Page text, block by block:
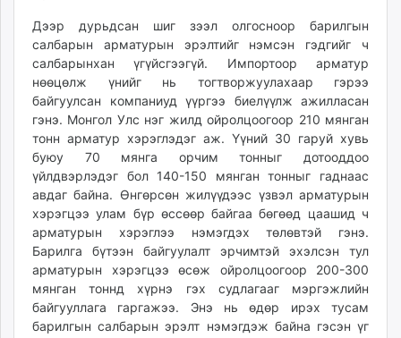
Дээр дурьдсан шиг зээл олгосноор барилгын
салбарын арматурын эрэлтийг нэмсэн гэдгийг ч
салбарынхан үгүйсгээгүй. Импортоор арматур
нөөцөлж үнийг нь тогтворжуулахаар гэрээ
байгуулсан компаниуд үүргээ биелүүлж ажилласан
гэнэ. Монгол Улс нэг жилд ойролцоогоор 210 мянган
тонн арматур хэрэглэдэг аж. Үүний 30 гаруй хувь
буюу 70 мянга орчим тонныг дотооддоо
үйлдвэрлэдэг бол 140-150 мянган тонныг гаднаас
авдаг байна. Өнгөрсөн жилүүдээс үзвэл арма­турын
хэрэгцээ улам бүр өссөөр байгаа бөгөөд цаашид ч
армату­рын хэрэглээ нэмэгдэх төлөвтэй гэнэ.
Барилга бүтээн байгуулалт эрчимтэй эхэлсэн тул
арматурын хэрэгцээ өсөж ойролцоогоор 200-300
мянган тоннд хүрнэ гэх судлагааг мэргэжлийн
байгууллага гаргажээ. Энэ нь өдөр ирэх тусам
барилгын салбарын эрэлт нэмэгдэж байна гэсэн үг